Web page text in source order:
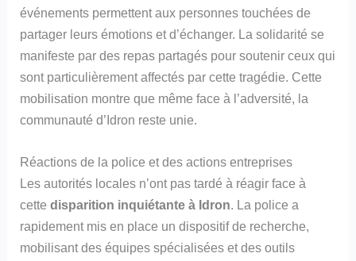
événements permettent aux personnes touchées de
partager leurs émotions et d’échanger. La solidarité se
manifeste par des repas partagés pour soutenir ceux qui
sont particulièrement affectés par cette tragédie. Cette
mobilisation montre que même face à l’adversité, la
communauté d’Idron reste unie.
Réactions de la police et des actions entreprises
Les autorités locales n’ont pas tardé à réagir face à
cettedisparition inquiétante à Idron. La police a
rapidement mis en place un dispositif de recherche,
mobilisant des équipes spécialisées et des outils